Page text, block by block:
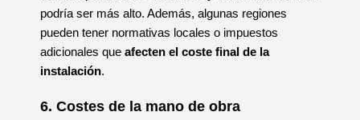
podría ser más alto. Además, algunas regiones
pueden tener normativas locales o impuestos
adicionales que afecten el coste final de la
instalación.
6. Costes de la mano de obra